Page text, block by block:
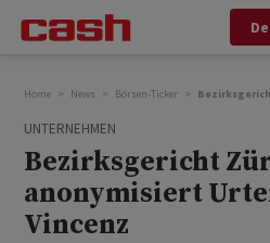
Home News Börsen-Ticker
UNTERNEHMEN
Bezirksgericht
anonymisiert
Vincenz